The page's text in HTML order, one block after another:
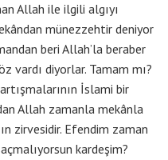
Allah ile ilgili algıyı
münezzehtir deniyor
beri Allah’la beraber
vardı diyorlar. Tamam mı?
İslami bir
Allah zamanla mekânla
zirvesidir. Efendim zaman
kardeşim?